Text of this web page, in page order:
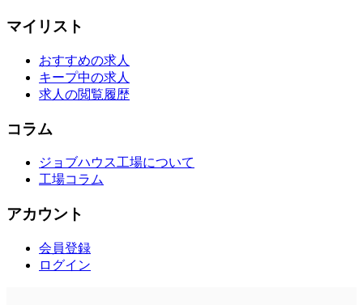
マイリスト
おすすめの求人
キープ中の求人
求人の閲覧履歴
コラム
ジョブハウス工場について
工場コラム
アカウント
会員登録
ログイン